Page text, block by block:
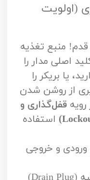
(اولویت
منبع تغذیه
اصلی مدار را
یا بریکر را
از روشن شدن
قفل‌گذاری و
استفاده
و خروجی